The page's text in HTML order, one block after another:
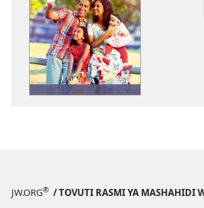
JW.ORG® / TOVUTI RASMI YA MASHAHIDI